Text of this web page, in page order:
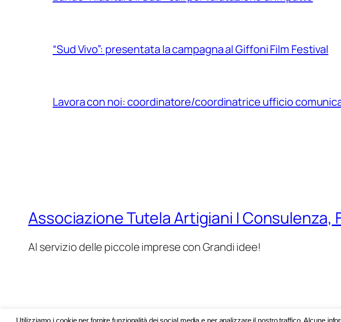
“Sud Vivo”: presentata la campagna al Giffoni Film Festival
Lavora con noi: coordinatore/coordinatrice ufficio
Associazione Tutela Artigiani | Consulenza,
Al servizio delle piccole imprese con Grandi idee!